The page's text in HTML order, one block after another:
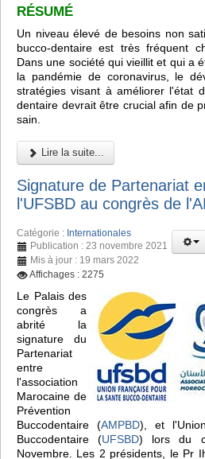
RÉSUMÉ
Un niveau élevé de besoins non
bucco-dentaire est très fréquent
Dans une société qui vieillit et qui a
la pandémie de coronavirus, le
stratégies visant à améliorer l'état
dentaire devrait être crucial afin de
sain.
Lire la suite...
Signature de Partenariat
l'UFSBD au congrès de
Catégorie : Internationales
Publication : 23 novembre 2021
Mis à jour : 19 mars 2022
Affichages : 2275
Le Palais des
congrès a
abrité la
signature du
Partenariat
entre
l'association
Marocaine de
Prévention
Buccodentaire (AMPBD), et
Buccodentaire (UFSBD) lors du
Novembre. Les 2 présidents, le Pr